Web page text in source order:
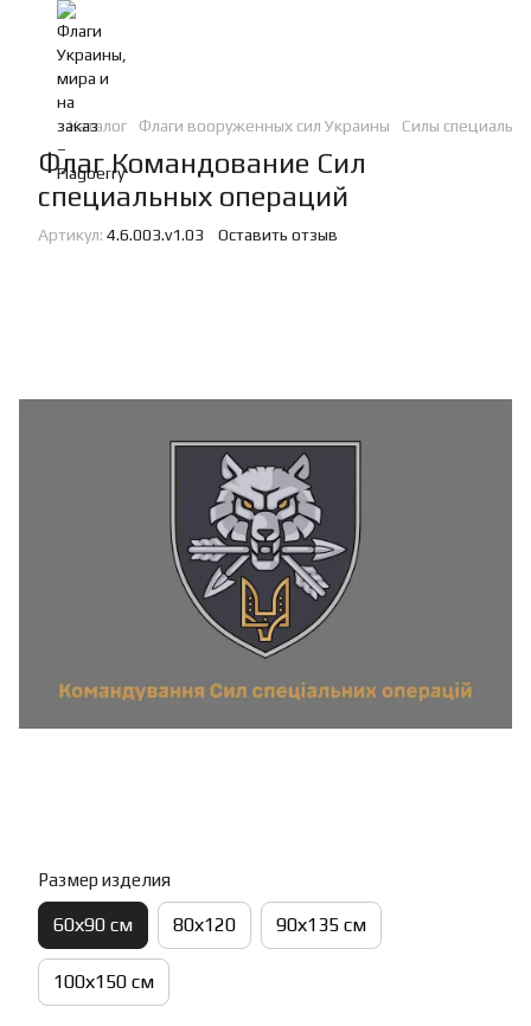
Каталог Флаги вооруженных сил Украины Силы
Флаг Командование Сил
специальных операций
Артикул: 4.6.003.v1.03 Оставить отзыв
Размер изделия
60х90 см 80х120 90х135 см
100х150 см